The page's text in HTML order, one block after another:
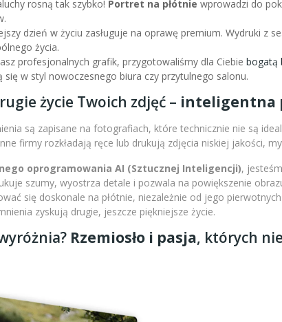
rosną tak szybko! Portret na płótnie wprowadzi do
dzień w życiu zasługuje na oprawę premium. Wydruki z
życia.
profesjonalnych grafik, przygotowaliśmy dla Ciebie bogatą
w styl nowoczesnego biura czy przytulnego salonu.
życie Twoich zdjęć – inteligentna
są zapisane na fotografiach, które technicznie nie są
firmy rozkładają ręce lub drukują zdjęcia niskiej jakości,
oprogramowania AI (Sztucznej Inteligencji),
szumy, wyostrza detale i pozwala na powiększenie
się doskonale na płótnie, niezależnie od jego
zyskują drugie, jeszcze piękniejsze życie.
Rzemiosło i pasja, których